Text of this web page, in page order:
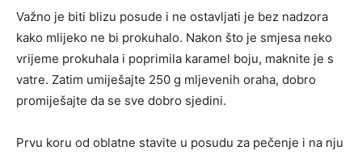
Važno je biti blizu posude i ne ostavljati je bez nadzora
kako mlijeko ne bi prokuhalo. Nakon što je smjesa neko
vrijeme prokuhala i poprimila karamel boju, maknite je s
vatre. Zatim umiješajte 250 g mljevenih oraha, dobro
promiješajte da se sve dobro sjedini.
Prvu koru od oblatne stavite u posudu za pečenje i na nju